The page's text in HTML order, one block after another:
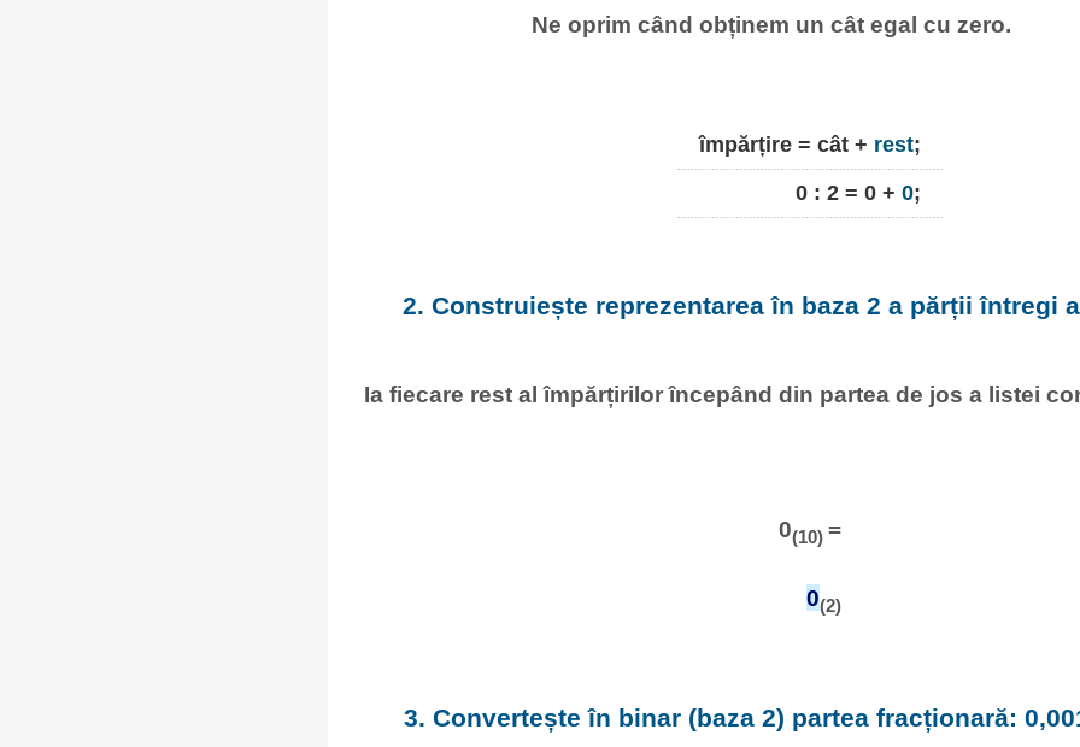
Ne oprim când obținem un cât egal cu zero.
împărțire = cât + rest;
0 : 2 = 0 + 0;
2. Construiește reprezentarea în baza 2 a părții întregi
Ia fiecare rest al împărțirilor începând din partea de jos a listei
0(10) =
0(2)
3. Convertește în binar (baza 2) partea fracționară: